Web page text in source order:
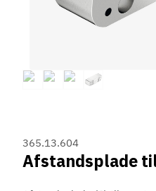
365.13.604
Afstandsplade